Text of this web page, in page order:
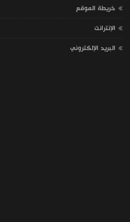
خريطة الموقع
الإنترانت
البريد الإلكتروني